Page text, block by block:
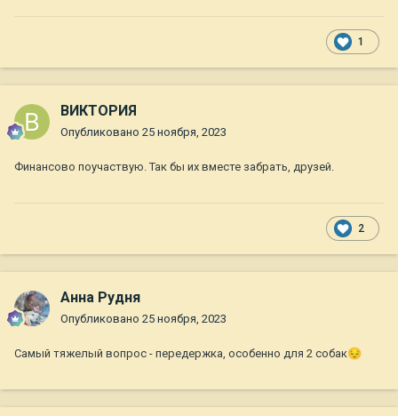
1
ВИКТОРИЯ
Опубликовано 25 ноября, 2023
Финансово поучаствую. Так бы их вместе забрать, друзей.
2
Анна Рудня
Опубликовано 25 ноября, 2023
Самый тяжелый вопрос - передержка, особенно для 2 собак😔